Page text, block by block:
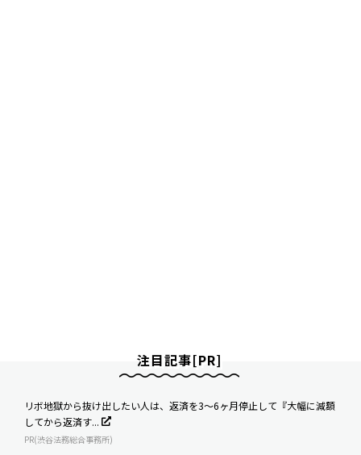
注目記事[PR]
リボ地獄から抜け出したい人は、返済を3～6ヶ月停止して『大幅に減額
してから返済す...
PR(渋谷法務総合事務所)